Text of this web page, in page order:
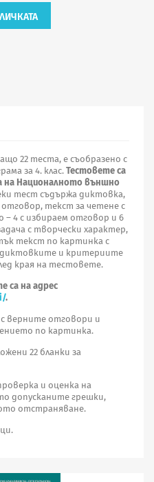
22 теста, е съобразено с
за 4. клас. Тестовете са
на Националното външно
тест съдържа диктовка,
отговор, текст за четене с
– 4 с избираем отговор и 6
с творчески характер,
текст по картинка с
и критериите
края на тестовете.
са на адрес
.
верните отговори и
по картинка.
22 бланки за
и оценка на
допусканите грешки,
отстраняване.